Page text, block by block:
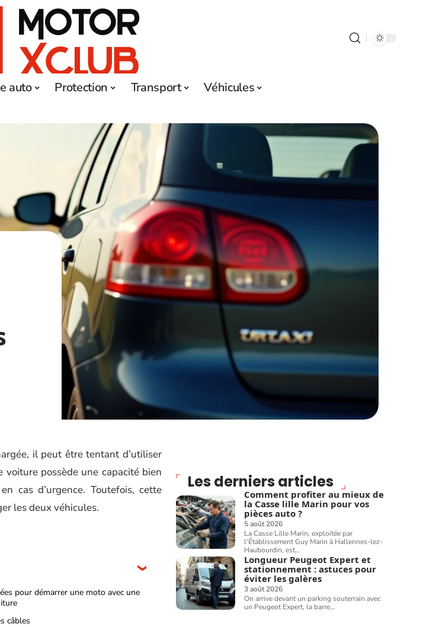
auto Protection Transport Véhicules
il peut être tentant d’utiliser
possède une capacité bien
cas d’urgence. Toutefois, cette
les deux véhicules.
pour démarrer une moto avec une
câbles
Les derniers articles
Comment profiter au mieux de
la Casse lille Marin pour vos
pièces auto ?
5 août 2026
La Casse Lille Marin, exploitée par
l'Établissement Guy Marin à Hallennes-lez-
Haubourdin, est…
Longueur Peugeot Expert et
stationnement : astuces pour
éviter les galères
3 août 2026
On arrive devant un parking souterrain avec
un Peugeot Expert, la barre…